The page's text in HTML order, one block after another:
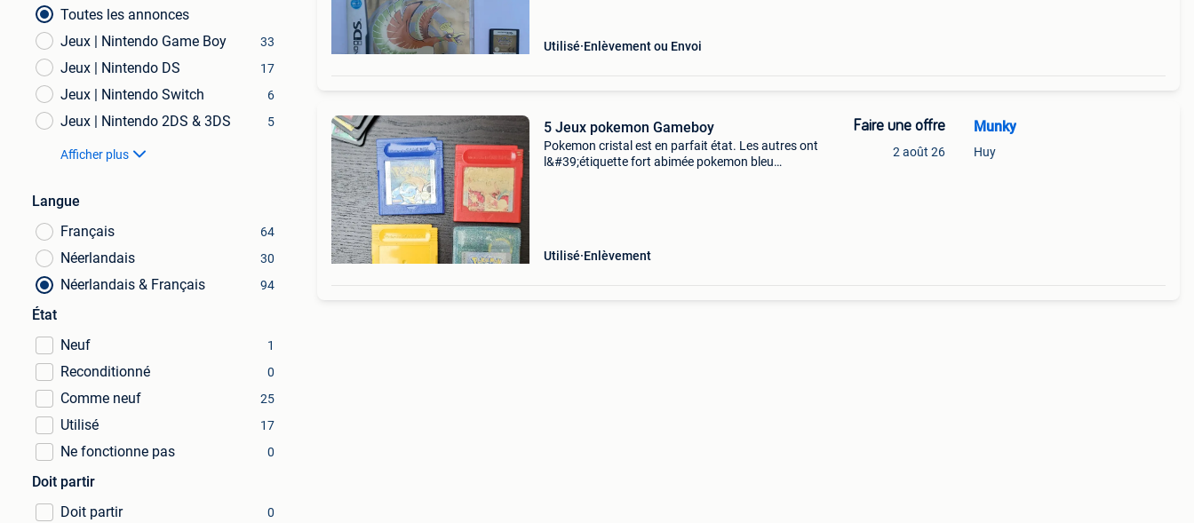
Toutes les annonces
Jeux | Nintendo Game Boy
33
Jeux | Nintendo DS 17
Jeux | Nintendo Switch 6
Jeux | Nintendo 2DS & 3DS 5
Afficher plus
Langue
Français
64
Néerlandais 30
Néerlandais & Français 94
État
Neuf
1
Reconditionné 0
Comme neuf 25
Utilisé 17
Ne fonctionne pas 0
Doit partir
Doit partir
0
Utilisé Enlèvement ou Envoi
5 Jeux pokemon Gameboy
Pokemon cristal est en parfait état. Les autres ont
l&#39;étiquette fort abimée pokemon bleu
Utilisé Enlèvement
Faire une offre
2 août 26
Munky
Huy